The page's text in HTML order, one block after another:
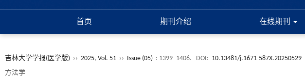
首页 期刊介绍 在线期刊
吉林大学学报(医学版) ›› 2025, Vol. 51 ›› Issue (05) : 1399 -1406. DOI: 10.13481/j.1671-587X.20250529
方法学